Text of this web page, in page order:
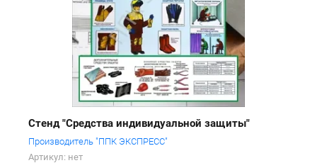
Стенд "Средства индивидуальной защиты"
Производитель "ППК ЭКСПРЕСС"
Артикул: нет